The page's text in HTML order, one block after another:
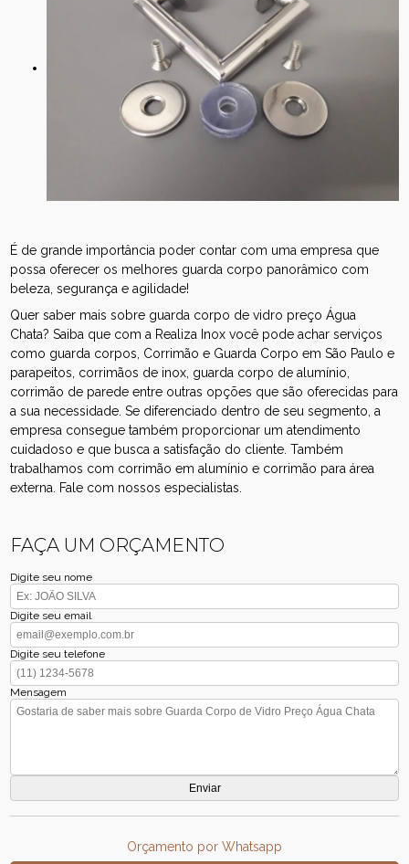
É de grande importância poder contar com uma empresa que
possa oferecer os melhores guarda corpo panorâmico com
beleza, segurança e agilidade!
Quer saber mais sobre guarda corpo de vidro preço Água
Chata? Saiba que com a Realiza Inox você pode achar serviços
como guarda corpos, Corrimão e Guarda Corpo em São Paulo e
parapeitos, corrimãos de inox, guarda corpo de alumínio,
corrimão de parede entre outras opções que são oferecidas para
a sua necessidade. Se diferenciado dentro de seu segmento, a
empresa consegue também proporcionar um atendimento
cuidadoso e que busca a satisfação do cliente. Também
trabalhamos com corrimão em alumínio e corrimão para área
externa. Fale com nossos especialistas.
FAÇA UM ORÇAMENTO
Digite seu nome
Digite seu email
Digite seu telefone
Mensagem
Orçamento por Whatsapp